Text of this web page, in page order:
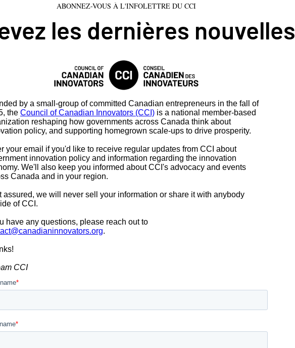
ABONNEZ-VOUS À L'INFOLETTRE DU CCI
les dernières nouvelles